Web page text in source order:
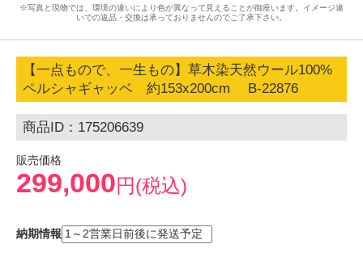
※写真と現物では、環境の違いにより色が異なって見えることが御座います。イメージ違
いでの返品・交換は承っておりませんのでご了承下さい。
【一点もので、一生もの】草木染天然ウール100%
ペルシャギャッベ 約153x200cm B-22876
商品ID：175206639
販売価格
299,000円(税込)
納期情報